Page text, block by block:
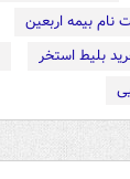
نام بیمه اربعین
بلیط استخر